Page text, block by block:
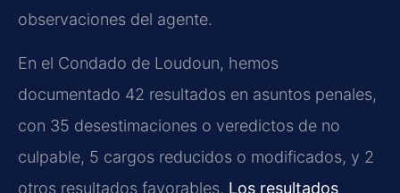
observaciones del agente.
En el Condado de Loudoun, hemos
documentado 42 resultados en asuntos penales,
con 35 desestimaciones o veredictos de no
culpable, 5 cargos reducidos o modificados, y 2
otros resultados favorables. Los resultados